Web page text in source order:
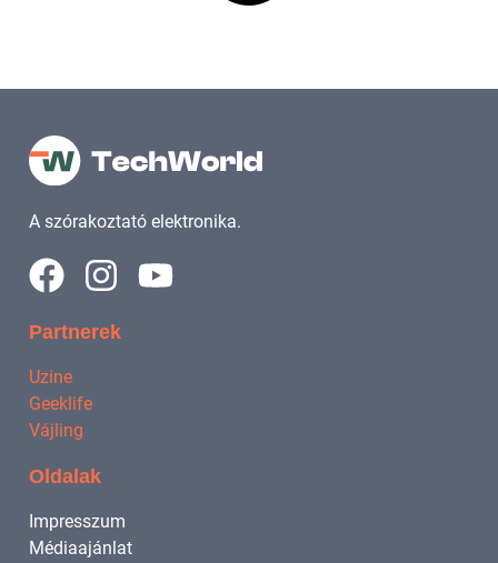
A szórakoztató elektronika.
Partnerek
Uzine
Geeklife
Vájling
Oldalak
Impresszum
Médiaajánlat